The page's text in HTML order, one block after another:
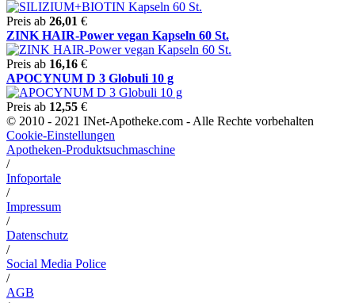
Preis ab 26,01 €
ZINK HAIR-Power vegan Kapseln 60 St.
Preis ab 16,16 €
APOCYNUM D 3 Globuli 10 g
Preis ab 12,55 €
© 2010 - 2021 INet-Apotheke.com - Alle Rechte vorbehalten
Cookie-Einstellungen
Apotheken-Produktsuchmaschine
/
Infoportale
/
Impressum
/
Datenschutz
/
Social Media Police
/
AGB